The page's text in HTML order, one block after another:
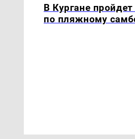
В Кургане
по пляжному